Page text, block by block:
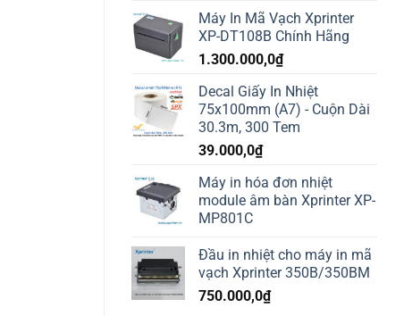
Máy In Mã Vạch Xprinter
XP-DT108B Chính Hãng
1.300.000,0₫
Decal Giấy In Nhiệt
75x100mm (A7) - Cuộn Dài
30.3m, 300 Tem
39.000,0₫
Máy in hóa đơn nhiệt
module âm bàn Xprinter XP-
MP801C
Đầu in nhiệt cho máy in mã
vạch Xprinter 350B/350BM
750.000,0₫